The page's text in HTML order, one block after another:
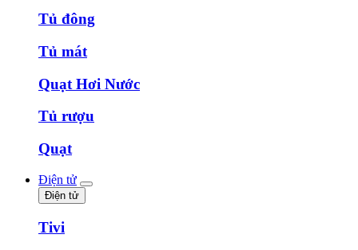
Tủ đông
Tủ mát
Quạt Hơi Nước
Tủ rượu
Quạt
Điện tử
Điện tử
Tivi